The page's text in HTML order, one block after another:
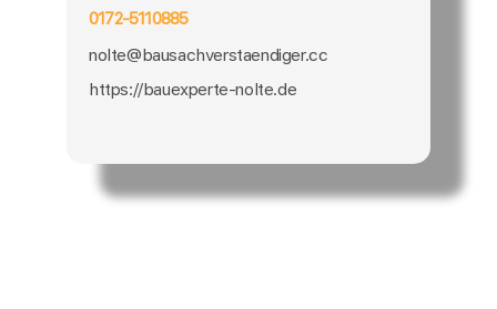
0172-5110885
nolte@bausachverstaendiger.cc
https://bauexperte-nolte.de